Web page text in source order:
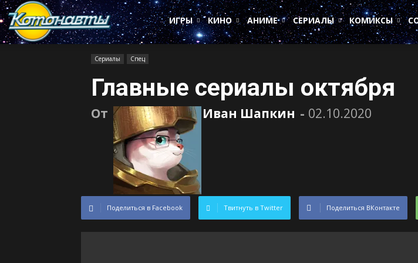
Котонавты
ИГРЫ
КИНО АНИМЕ СЕРИАЛЫ КОМИКСЫ
Сериалы Спец
Главные сериалы октября
От Иван Шапкин - 02.10.2020
Поделиться в Facebook Твитнуть в Twitter Поделиться ВКонтакте